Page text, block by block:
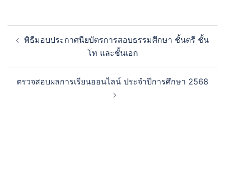
พิธีมอบประกาศนียบัตรการสอบธรรมศึกษา ชั้นตรี ชั้น
โท และชั้นเอก
ตรวจสอบผลการเรียนออนไลน์ ประจำปีการศึกษา 2568